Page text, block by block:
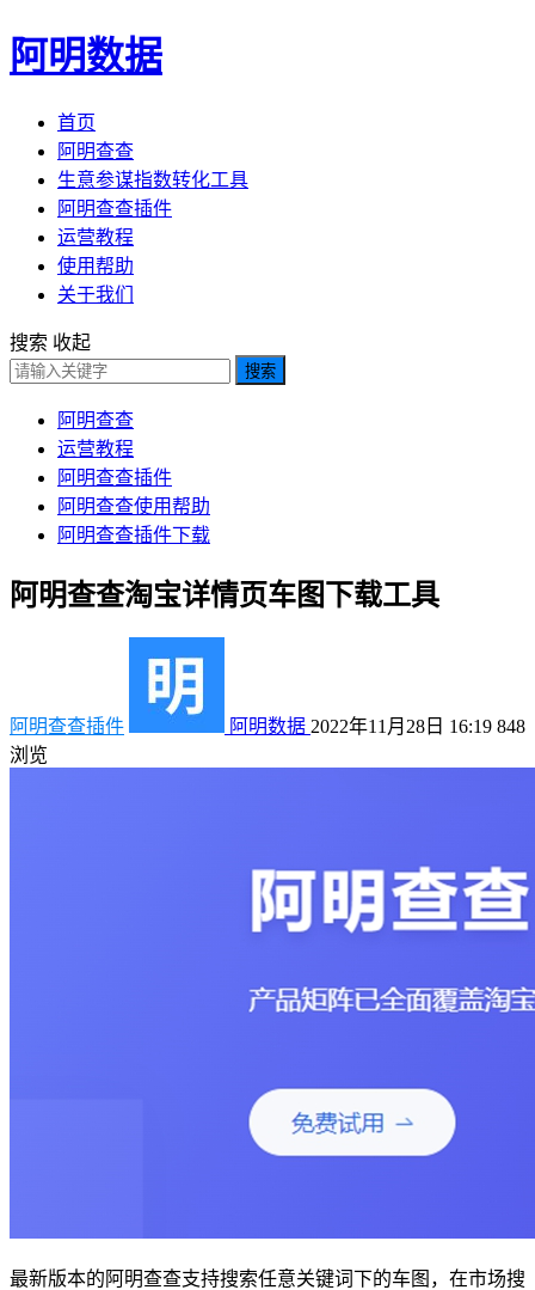
阿明数据
首页
阿明查查
生意参谋指数转化工具
阿明查查插件
运营教程
使用帮助
关于我们
搜索 收起
搜索
阿明查查
运营教程
阿明查查插件
阿明查查使用帮助
阿明查查插件下载
阿明查查淘宝详情页车图下载工具
阿明查查插件 阿明数据 2022年11月28日 16:19 848
浏览
最新版本的阿明查查支持搜索任意关键词下的车图，在市场搜